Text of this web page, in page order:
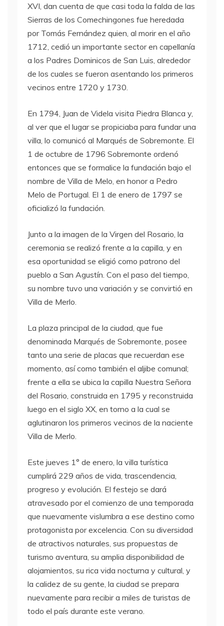
XVI, dan cuenta de que casi toda la falda de las
Sierras de los Comechingones fue heredada
por Tomás Fernández quien, al morir en el año
1712, cedió un importante sector en capellanía
a los Padres Dominicos de San Luis, alrededor
de los cuales se fueron asentando los primeros
vecinos entre 1720 y 1730.
En 1794, Juan de Videla visita Piedra Blanca y,
al ver que el lugar se propiciaba para fundar una
villa, lo comunicó al Marqués de Sobremonte. El
1 de octubre de 1796 Sobremonte ordenó
entonces que se formalice la fundación bajo el
nombre de Villa de Melo, en honor a Pedro
Melo de Portugal. El 1 de enero de 1797 se
oficializó la fundación.
Junto a la imagen de la Virgen del Rosario, la
ceremonia se realizó frente a la capilla, y en
esa oportunidad se eligió como patrono del
pueblo a San Agustín. Con el paso del tiempo,
su nombre tuvo una variación y se convirtió en
Villa de Merlo.
La plaza principal de la ciudad, que fue
denominada Marqués de Sobremonte, posee
tanto una serie de placas que recuerdan ese
momento, así como también el aljibe comunal;
frente a ella se ubica la capilla Nuestra Señora
del Rosario, construida en 1795 y reconstruida
luego en el siglo XX, en torno a la cual se
aglutinaron los primeros vecinos de la naciente
Villa de Merlo.
Este jueves 1° de enero, la villa turística
cumplirá 229 años de vida, trascendencia,
progreso y evolución. El festejo se dará
atravesado por el comienzo de una temporada
que nuevamente vislumbra a ese destino como
protagonista por excelencia. Con su diversidad
de atractivos naturales, sus propuestas de
turismo aventura, su amplia disponibilidad de
alojamientos, su rica vida nocturna y cultural, y
la calidez de su gente, la ciudad se prepara
nuevamente para recibir a miles de turistas de
todo el país durante este verano.